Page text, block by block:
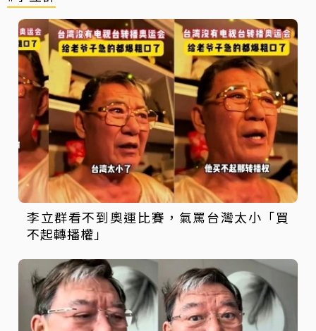
李立群看不到奧運比賽，氣罵台灣太小「買
不起轉播權」